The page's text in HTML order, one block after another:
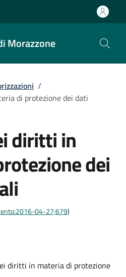
Morazzone
/
di protezione dei dati
diritti in
dei
04-27;679)
diritti in materia di protezione